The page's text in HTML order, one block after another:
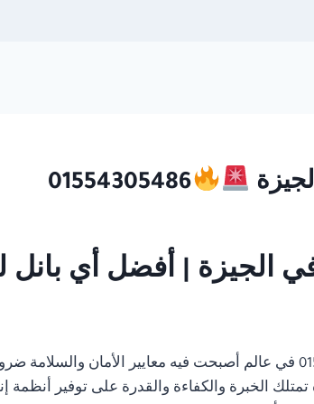
01554305486
01554305486 في عالم أصبحت فيه معايير الأمان
تمتلك الخبرة والكفاءة والقدرة على توفير أنظمة